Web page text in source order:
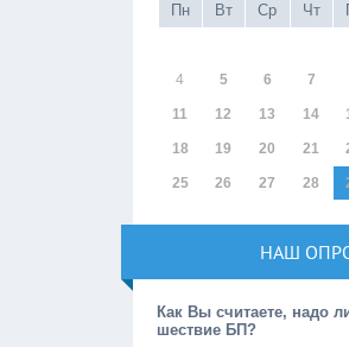
Пн
Вт Ср Чт
4 5 6 7
11 12 13 14
18 19 20 21
25 26 27 28
НАШ
Как Вы считаете, надо
шествие БП?